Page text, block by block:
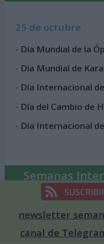
25 de octubre
- Día Mundial de la
- Día Mundial de
- Día Internacional
- Día del Cambio de
- Día Internacional
Semanas
Del 24 al 30 de
Semana del
newsletter
canal de